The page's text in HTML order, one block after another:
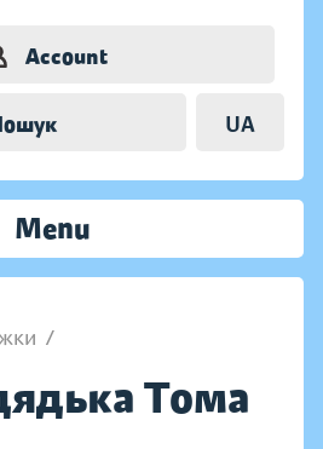
Account
UA
Menu
/
Тома